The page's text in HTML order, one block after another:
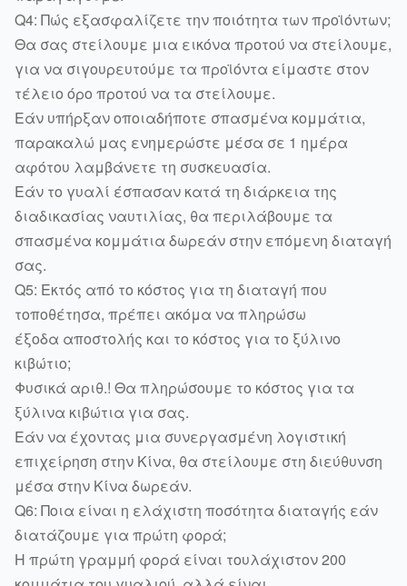
Q4: Πώς εξασφαλίζετε την ποιότητα των προϊόντων;
Θα σας στείλουμε μια εικόνα προτού να στείλουμε,
για να σιγουρευτούμε τα προϊόντα είμαστε στον
τέλειο όρο προτού να τα στείλουμε.
Εάν υπήρξαν οποιαδήποτε σπασμένα κομμάτια,
παρακαλώ μας ενημερώστε μέσα σε 1 ημέρα
αφότου λαμβάνετε τη συσκευασία.
Εάν το γυαλί έσπασαν κατά τη διάρκεια της
διαδικασίας ναυτιλίας, θα περιλάβουμε τα
σπασμένα κομμάτια δωρεάν στην επόμενη διαταγή
σας.
Q5: Εκτός από το κόστος για τη διαταγή που
τοποθέτησα, πρέπει ακόμα να πληρώσω
έξοδα αποστολής και το κόστος για το ξύλινο
κιβώτιο;
Φυσικά αριθ.! Θα πληρώσουμε το κόστος για τα
ξύλινα κιβώτια για σας.
Εάν να έχοντας μια συνεργασμένη λογιστική
επιχείρηση στην Κίνα, θα στείλουμε στη διεύθυνση
μέσα στην Κίνα δωρεάν.
Q6: Ποια είναι η ελάχιστη ποσότητα διαταγής εάν
διατάζουμε για πρώτη φορά;
Η πρώτη γραμμή φορά είναι τουλάχιστον 200